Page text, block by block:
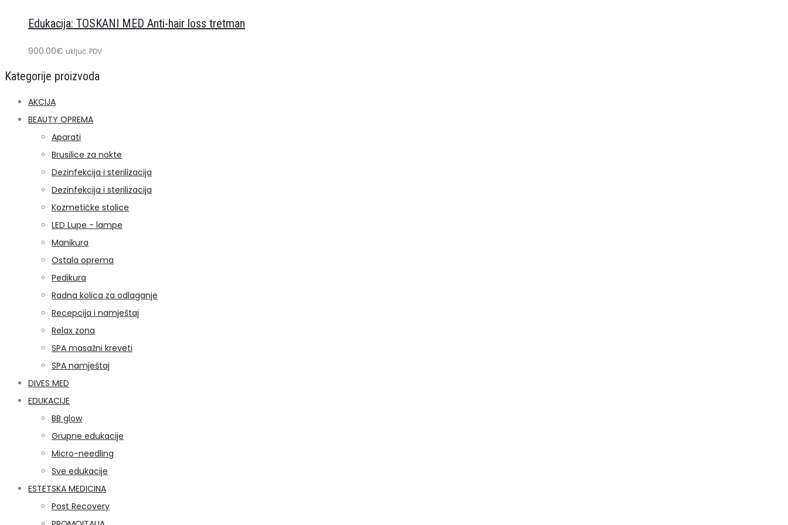
košaricu
Edukacija: TOSKANI MED Anti-hair loss tretman
900.00€ uključ. PDV
Kategorije proizvoda
AKCIJA
BEAUTY OPREMA
Aparati
Brusilice za nokte
Dezinfekcija i sterilizacija
Dezinfekcija i sterilizacija
Kozmetičke stolice
LED Lupe - lampe
Manikura
Ostala oprema
Pedikura
Radna kolica za odlaganje
Recepcija i namještaj
Relax zona
SPA masažni kreveti
SPA namještaj
DIVES MED
EDUKACIJE
BB glow
Grupne edukacije
Micro-needling
Sve edukacije
ESTETSKA MEDICINA
Post Recovery